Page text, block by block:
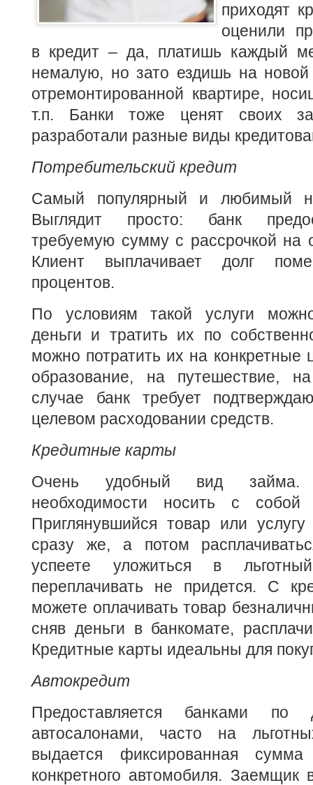
приходят
оценили
в кредит – да, платишь каждый
немалую, но зато ездишь на
отремонтированной квартире,
т.п. Банки тоже ценят своих
разработали разные виды
Потребительский кредит
Самый популярный и любимый
Выглядит просто: банк
требуемую сумму с рассрочкой на
Клиент выплачивает долг
процентов.
По условиям такой услуги
деньги и тратить их по
можно потратить их на конкретные
образование, на путешествие,
случае банк требует
целевом расходовании средств.
Кредитные карты
Очень удобный вид займа.
необходимости носить с собой
Приглянувшийся товар или
сразу же, а потом
успеете уложиться в
переплачивать не придется. С
можете оплачивать товар
сняв деньги в банкомате,
Кредитные карты идеальны для
Автокредит
Предоставляется банками по
автосалонами, часто на
выдается фиксированная
конкретного автомобиля. Заемщик